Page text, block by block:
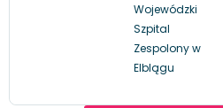
Wojewódzki
Szpital
Zespolony w
Elblągu